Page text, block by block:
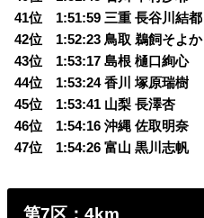
41位 1:51:59 三重 長谷川結都
42位 1:52:23 鳥取 鵜飼そよか
43位 1:53:17 島根 樋口絢心
44位 1:53:24 香川 塚原瑞樹
45位 1:53:41 山梨 長澤杏
46位 1:54:16 沖縄 佐取明奈
47位 1:54:26 富山 黒川志帆
第7区：4km